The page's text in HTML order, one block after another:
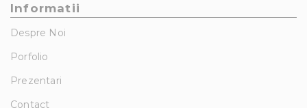
Informatii
Despre Noi
Porfolio
Prezentari
Contact